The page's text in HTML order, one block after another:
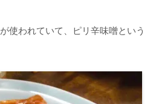
使われていて、ピリ辛味噌という